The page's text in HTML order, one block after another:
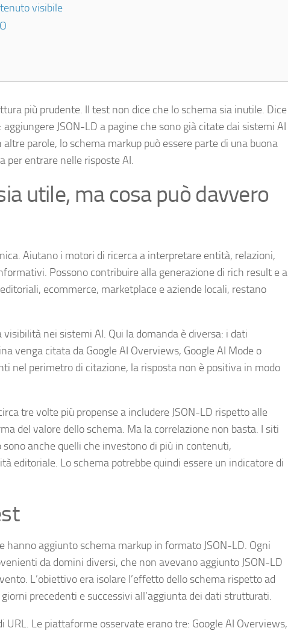
visibile
più prudente. Il test non dice che lo schema sia inutile. Dice
JSON-LD a pagine che sono già citate dai sistemi AI
parole, lo schema markup può essere parte di una buona
per entrare nelle risposte AI.
utile, ma cosa può davvero
Aiutano i motori di ricerca a interpretare entità, relazioni,
Possono contribuire alla generazione di rich result e a
ecommerce, marketplace e aziende locali, restano
nei sistemi AI. Qui la domanda è diversa: i dati
venga citata da Google AI Overviews, Google AI Mode o
nel perimetro di citazione, la risposta non è positiva in modo
tre volte più propense a includere JSON-LD rispetto alle
del valore dello schema. Ma la correlazione non basta. I siti
anche quelli che investono di più in contenuti,
editoriale. Lo schema potrebbe quindi essere un indicatore di
hanno aggiunto schema markup in formato JSON-LD. Ogni
da domini diversi, che non avevano aggiunto JSON-LD
L’obiettivo era isolare l’effetto dello schema rispetto ad
precedenti e successivi all’aggiunta dei dati strutturati.
Le piattaforme osservate erano tre: Google AI Overviews,